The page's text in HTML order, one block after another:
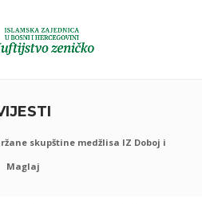
skupštine medžlisa IZ Doboj i
Maglaj